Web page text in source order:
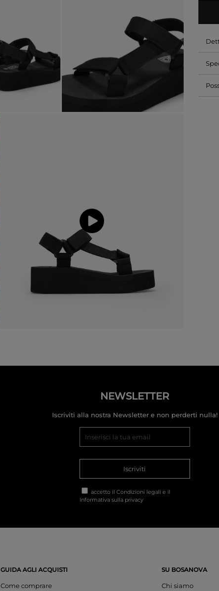
NEWSLETTER
Iscriviti alla nostra Newsletter e non perderti nulla!
Iscriviti
accetto il Condizioni legali e il
Informativa sulla privacy
GUIDA AGLI ACQUISTI
Come comprare
SU BOSANOVA
Chi siamo